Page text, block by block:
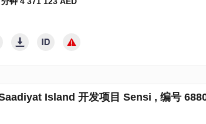
Island 开发项目 Sensi , 编号